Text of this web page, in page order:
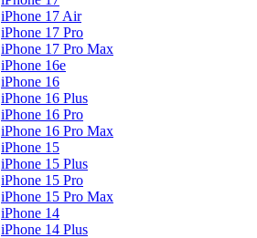
iPhone 17 Air
iPhone 17 Pro
iPhone 17 Pro Max
iPhone 16e
iPhone 16
iPhone 16 Plus
iPhone 16 Pro
iPhone 16 Pro Max
iPhone 15
iPhone 15 Plus
iPhone 15 Pro
iPhone 15 Pro Max
iPhone 14
iPhone 14 Plus